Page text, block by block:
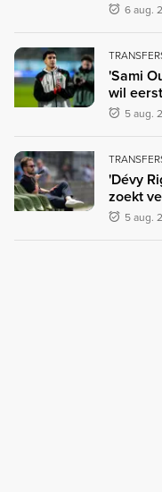
6 aug.
'Sami
wil
5 aug.
'Dévy
zoekt
5 aug.